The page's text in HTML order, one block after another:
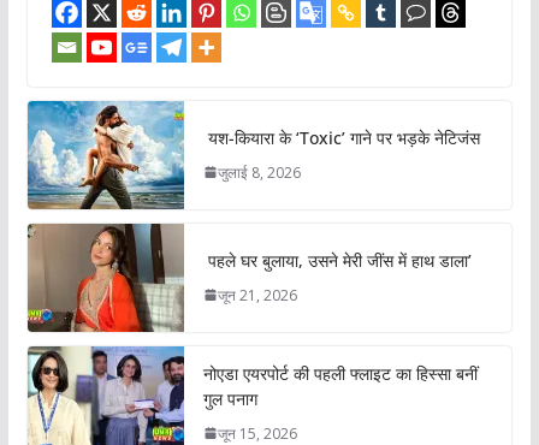
यश-कियारा के ‘Toxic’ गाने पर भड़के नेटिजंस
जुलाई 8, 2026
पहले घर बुलाया, उसने मेरी जींस में हाथ डाला’
जून 21, 2026
नोएडा एयरपोर्ट की पहली फ्लाइट का हिस्सा बनीं
गुल पनाग
जून 15, 2026